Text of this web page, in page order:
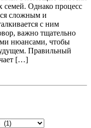
семей. Однако процесс
сложным и
с ним
важно тщательно
нюансами, чтобы
Правильный
[…]